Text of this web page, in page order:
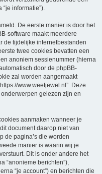
informatie”).
De eerste manier is door het
software maakt meerdere
de tijdelijke internetbestanden
twee cookies bevatten een
anoniem sessienummer (hierna
door de phpBB-
zal worden aangemaakt
www.weetjewel.nl”. Deze
gelezen zijn en
aanmaken wanneer je
document daarop niet van
de pagina’s die worden
manier is waarin wij je
Dit is onder andere het
“anonieme berichten”),
“je account”) en berichten die